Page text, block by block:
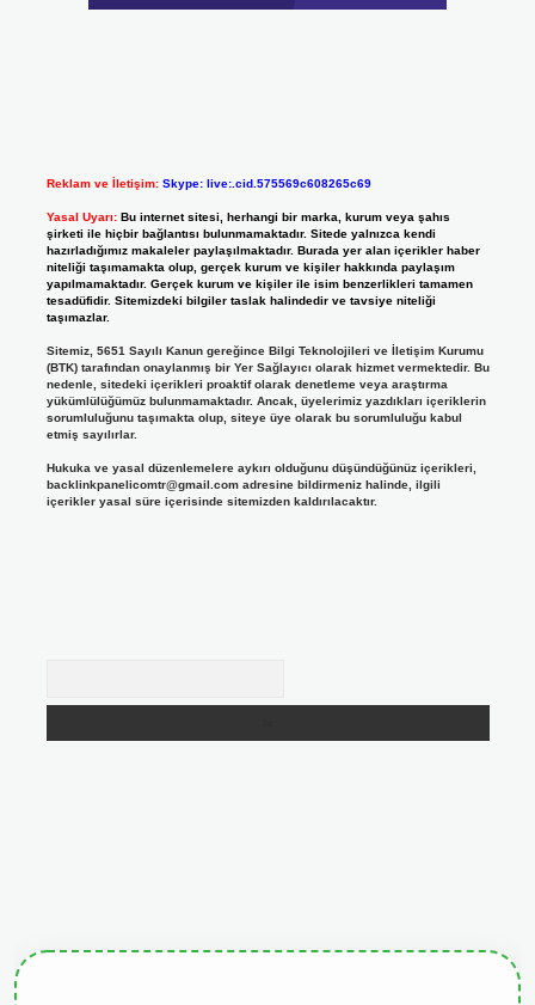
Reklam ve İletişim: Skype: live:.cid.575569c608265c69
Yasal Uyarı: Bu internet sitesi, herhangi bir marka, kurum veya şahıs
şirketi ile hiçbir bağlantısı bulunmamaktadır. Sitede yalnızca kendi
hazırladığımız makaleler paylaşılmaktadır. Burada yer alan içerikler haber
niteliği taşımamakta olup, gerçek kurum ve kişiler hakkında paylaşım
yapılmamaktadır. Gerçek kurum ve kişiler ile isim benzerlikleri tamamen
tesadüfidir. Sitemizdeki bilgiler taslak halindedir ve tavsiye niteliği
taşımazlar.
Sitemiz, 5651 Sayılı Kanun gereğince Bilgi Teknolojileri ve İletişim Kurumu
(BTK) tarafından onaylanmış bir Yer Sağlayıcı olarak hizmet vermektedir. Bu
nedenle, sitedeki içerikleri proaktif olarak denetleme veya araştırma
yükümlülüğümüz bulunmamaktadır. Ancak, üyelerimiz yazdıkları içeriklerin
sorumluluğunu taşımakta olup, siteye üye olarak bu sorumluluğu kabul
etmiş sayılırlar.
Hukuka ve yasal düzenlemelere aykırı olduğunu düşündüğünüz içerikleri,
backlinkpanelicomtr@gmail.comadresine bildirmeniz halinde, ilgili
içerikler yasal süre içerisinde sitemizden kaldırılacaktır.